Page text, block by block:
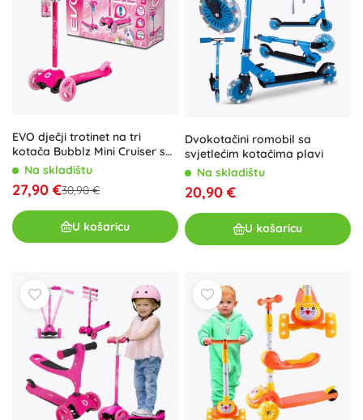
EVO dječji trotinet na tri
kotača Bubblz Mini Cruiser s
puhalom za mjehuriće,
Na skladištu
27,90 €30,90 €
U košaricu
Dvokotačini romobil sa
svjetlećim kotačima plavi
Na skladištu
20,90 €
U košaricu